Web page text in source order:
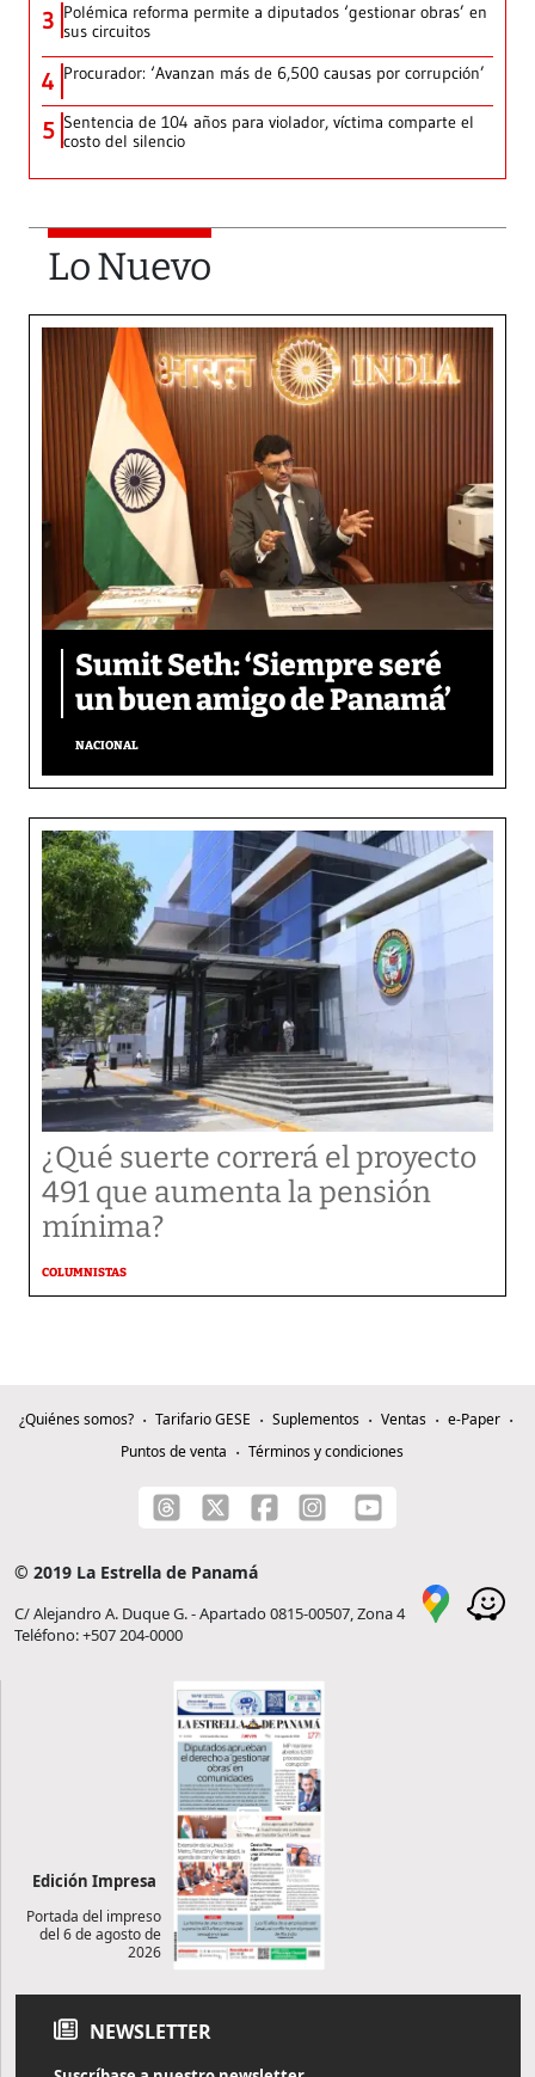
3 Polémica reforma permite a diputados ‘gestionar obras’ en
sus circuitos
4 Procurador: ‘Avanzan más de 6,500 causas por corrupción’
5 Sentencia de 104 años para violador, víctima comparte el
costo del silencio
Lo Nuevo
Sumit Seth: ‘Siempre seré
un buen amigo de Panamá’
NACIONAL
¿Qué suerte correrá el proyecto
491 que aumenta la pensión
mínima?
COLUMNISTAS
¿Quiénes somos? Tarifario GESE Suplementos Ventas
e-Paper
Puntos de venta
Términos y condiciones
© 2019 La Estrella de Panamá
C/ Alejandro A. Duque G. - Apartado 0815-00507, Zona 4
Teléfono: +507 204-0000
Edición Impresa
Portada del impreso
del 6 de agosto de
2026
NEWSLETTER